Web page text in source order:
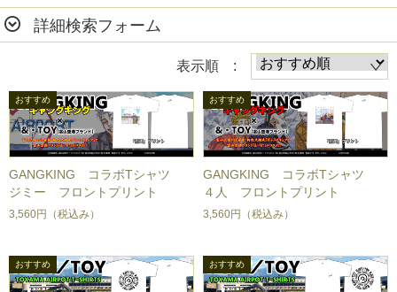
詳細検索フォーム
表示順 :
GANGKING コラボTシャツ
ジミー フロントプリント
3,560円 （税込み）
GANGKING コラボTシャツ
４人 フロントプリント
3,560円 （税込み）